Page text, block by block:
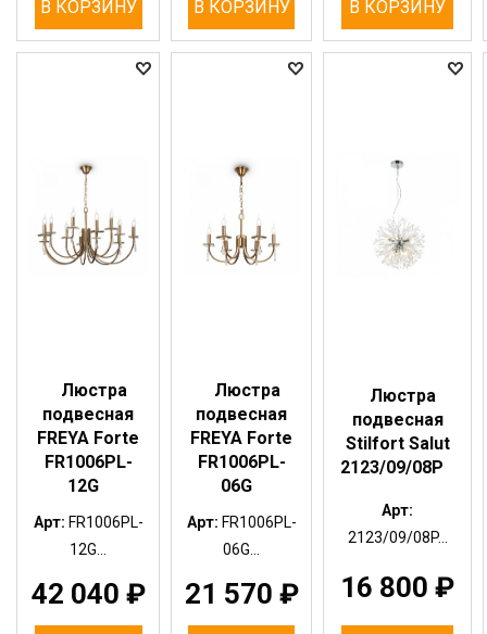
В КОРЗИНУ В КОРЗИНУ В КОРЗИНУ
Люстра
подвесная
FREYA Forte
FR1006PL-
12G
Арт: FR1006PL-
12G...
42 040 ₽
Люстра
подвесная
FREYA Forte
FR1006PL-
06G
Арт: FR1006PL-
06G...
21 570 ₽
Люстра
подвесная
Stilfort Salut
2123/09/08P
Арт:
2123/09/08P...
16 800 ₽